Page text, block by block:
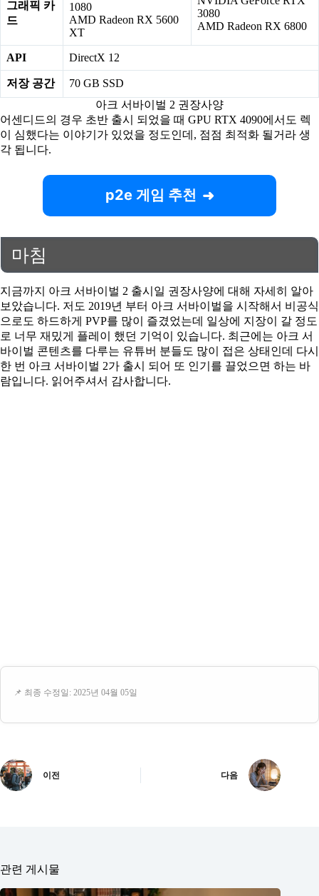
그래픽 카
드
1080
AMD Radeon RX 5600
XT
3080
AMD Radeon RX 6800
API DirectX 12
저장 공간
70 GB SSD
아크 서바이벌 2 권장사양
어센디드의 경우 초반 출시 되었을 때 GPU RTX 4090에서도 렉
이 심했다는 이야기가 있었을 정도인데, 점점 최적화 될거라 생
각 됩니다.
p2e 게임 추천
마침
지금까지 아크 서바이벌 2 출시일 권장사양에 대해 자세히 알아
보았습니다. 저도 2019년 부터 아크 서바이벌을 시작해서 비공식
으로도 하드하게 PVP를 많이 즐겼었는데 일상에 지장이 갈 정도
로 너무 재밌게 플레이 했던 기억이 있습니다. 최근에는 아크 서
바이벌 콘텐츠를 다루는 유튜버 분들도 많이 접은 상태인데 다시
한 번 아크 서바이벌 2가 출시 되어 또 인기를 끌었으면 하는 바
람입니다. 읽어주셔서 감사합니다.
📌 최종 수정일: 2025년 04월 05일
이전 다음
관련 게시물